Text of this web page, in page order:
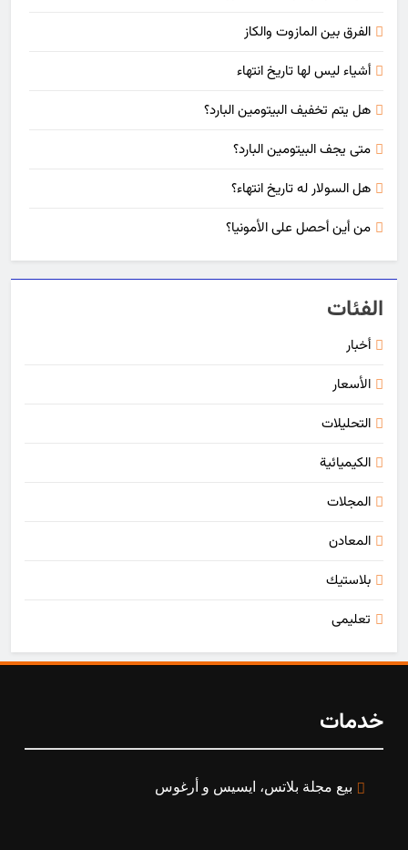
الفرق بين المازوت والكاز
أشياء ليس لها تاريخ انتهاء
هل يتم تخفيف البيتومين البارد؟
متى يجف البيتومين البارد؟
هل السولار له تاريخ انتهاء؟
من أين أحصل على الأمونيا؟
الفئات
أخبار
الأسعار
التحليلات
الكيميائية
المجلات
المعادن
بلاستيك
تعليمی
خدمات
بيع مجلة بلاتس، ایسیس و أرغوس